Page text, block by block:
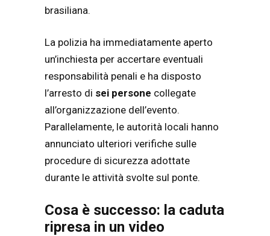
brasiliana.
La polizia ha immediatamente aperto
un’inchiesta per accertare eventuali
responsabilità penali e ha disposto
l’arresto di sei persone collegate
all’organizzazione dell’evento.
Parallelamente, le autorità locali hanno
annunciato ulteriori verifiche sulle
procedure di sicurezza adottate
durante le attività svolte sul ponte.
Cosa è successo: la caduta
ripresa in un video